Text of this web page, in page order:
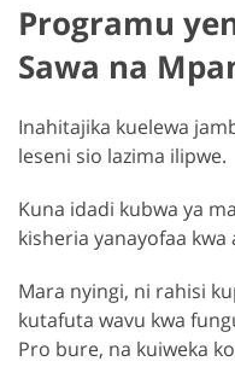
Programu
Sawa na
Inahitajika kuelewa
leseni sio lazima ilipwe.
Kuna idadi kubwa ya
kisheria yanayofaa
Mara nyingi, ni rahisi
kutafuta wavu kwa
Pro bure, na kuiweka